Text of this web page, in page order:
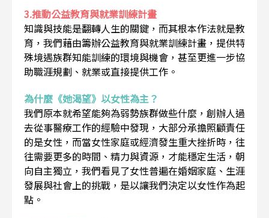
3.推動公益教育與就業訓練計畫
知識與技能是翻轉人生的關鍵，而其根本作法就是教
育，我們藉由籌辦公益教育與就業訓練計畫，提供特
殊境遇族群知能訓練的環境與機會，甚至更進一步協
助職涯規劃、就業或直接提供工作。
為什麼《她渴望》以女性為主？
我們原本就希望能夠為弱勢族群做些什麼，創辦人過
去從事醫療工作的經驗中發現，大部分承擔照顧責任
的是女性，而當女性家庭或經濟發生重大挫折時，往
往需要更多的時間、精力與資源，才能穩定生活，朝
向自主獨立，我們看見了女性普遍在婚姻家庭、生涯
發展與社會上的挑戰，是以讓我們決定以女性作為起
點。